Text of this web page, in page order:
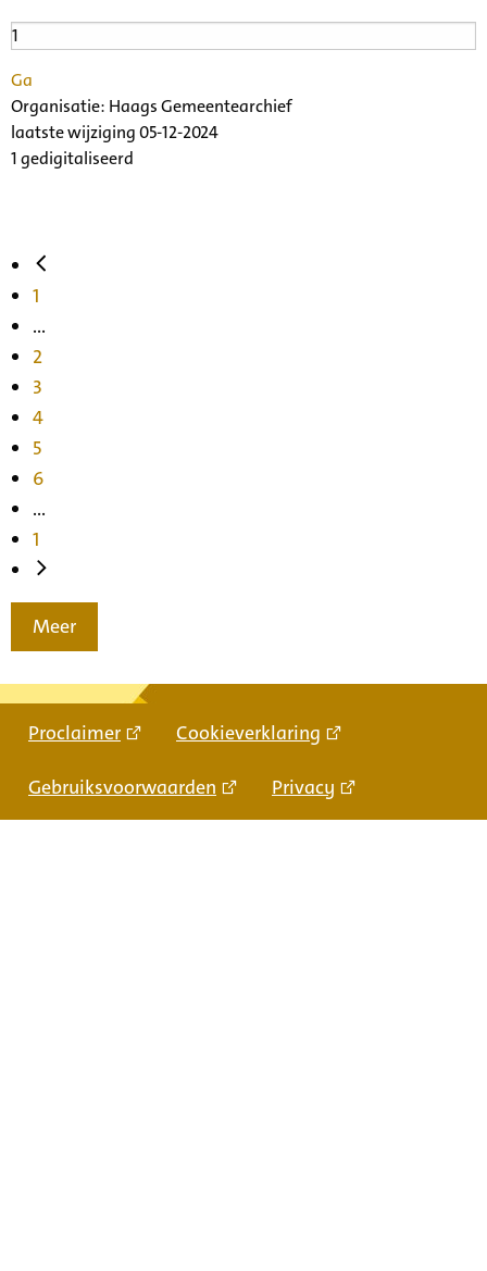
Ga
Organisatie: Haags Gemeentearchief
laatste wijziging 05-12-2024
1 gedigitaliseerd
1
...
2
3
4
5
6
...
1
Meer
Proclaimer Cookieverklaring
Gebruiksvoorwaarden Privacy